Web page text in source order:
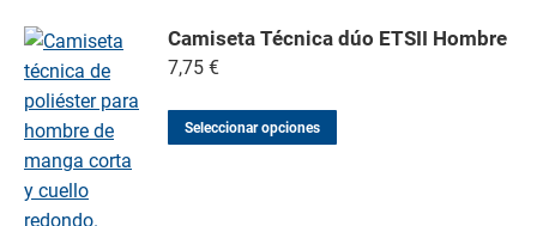
Camiseta Técnica dúo ETSII Hombre
7,75 €
Seleccionar opciones